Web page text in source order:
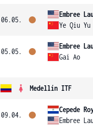
06.05.
Embree
Ye Qiu Yu
05.05.
Embree
Gai Ao
Medellín ITF
09.04.
Cepede
Embree